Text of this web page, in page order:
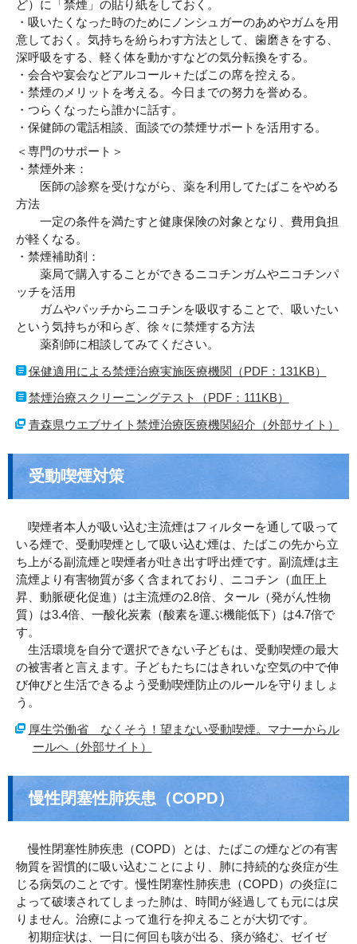
ど）に「禁煙」の貼り紙をしておく。
・吸いたくなった時のためにノンシュガーのあめやガムを用
意しておく。気持ちを紛らわす方法として、歯磨きをする、
深呼吸をする、軽く体を動かすなどの気分転換をする。
・会合や宴会などアルコール＋たばこの席を控える。
・禁煙のメリットを考える。今日までの努力を誉める。
・つらくなったら誰かに話す。
・保健師の電話相談、面談での禁煙サポートを活用する。
＜専門のサポート＞
・禁煙外来：
医師の診察を受けながら、薬を利用してたばこをやめる
方法
一定の条件を満たすと健康保険の対象となり、費用負担
が軽くなる。
・禁煙補助剤：
薬局で購入することができるニコチンガムやニコチンパ
ッチを活用
ガムやパッチからニコチンを吸収することで、吸いたい
という気持ちが和らぎ、徐々に禁煙する方法
薬剤師に相談してみてください。
保健適用による禁煙治療実施医療機関（PDF：131KB）
禁煙治療スクリーニングテスト（PDF：111KB）
青森県ウエブサイト禁煙治療医療機関紹介（外部サイト）
受動喫煙対策
喫煙者本人が吸い込む主流煙はフィルターを通して吸って
いる煙で、受動喫煙として吸い込む煙は、たばこの先から立
ち上がる副流煙と喫煙者が吐き出す呼出煙です。副流煙は主
流煙より有害物質が多く含まれており、ニコチン（血圧上
昇、動脈硬化促進）は主流煙の2.8倍、タール（発がん性物
質）は3.4倍、一酸化炭素（酸素を運ぶ機能低下）は4.7倍で
す。
生活環境を自分で選択できない子どもは、受動喫煙の最大
の被害者と言えます。子どもたちにはきれいな空気の中で伸
び伸びと生活できるよう受動喫煙防止のルールを守りましょ
う。
厚生労働省 なくそう！望まない受動喫煙。マナーからル
ールへ（外部サイト）
慢性閉塞性肺疾患（COPD）
慢性閉塞性肺疾患（COPD）とは、たばこの煙などの有害
物質を習慣的に吸い込むことにより、肺に持続的な炎症が生
じる病気のことです。慢性閉塞性肺疾患（COPD）の炎症に
よって破壊されてしまった肺は、時間が経過しても元には戻
りません。治療によって進行を抑えることが大切です。
初期症状は、一日に何回も咳が出る、痰が絡む、ゼイゼ